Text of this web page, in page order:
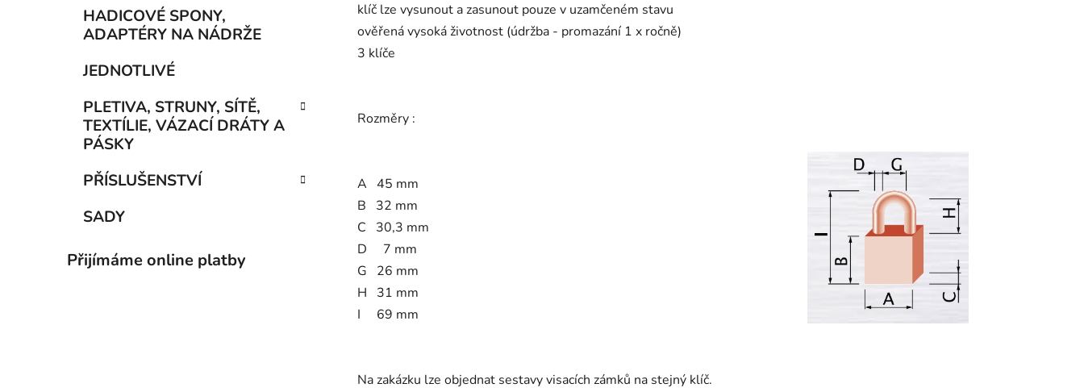
HADICOVÉ SPONY,
ADAPTÉRY NA NÁDRŽE
JEDNOTLIVÉ
PLETIVA, STRUNY, SÍTĚ,
TEXTÍLIE, VÁZACÍ DRÁTY A
PÁSKY
PŘÍSLUŠENSTVÍ
SADY
Přijímáme online platby
klíč lze vysunout a zasunout pouze v uzamčeném stavu
ověřená vysoká životnost (údržba - promazání 1 x ročně)
3 klíče
Rozměry :
A 45 mm
B 32 mm
C 30,3 mm
D 7 mm
G 26 mm
H 31 mm
I 69 mm
Na zakázku lze objednat sestavy visacích zámků na stejný klíč.